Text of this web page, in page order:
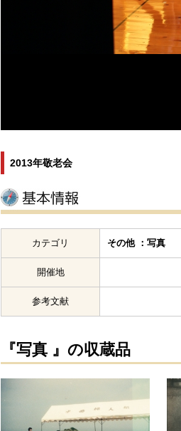
2013年敬老会
カテゴリ その他 ：写真
開催地
参考文献
『写真 』の収蔵品